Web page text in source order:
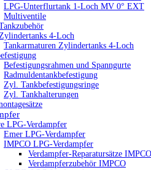
LPG-Unterflurtank 1-Loch MV 0° EXT
Multiventile
4-Loch
Tankarmaturen Zylindertanks 4-Loch
Befestigungsrahmen und Spanngurte
Radmuldentankbefestigung
Zyl. Tankbefestigungsringe
Zyl. Tankhalterungen
LPG-Verdampfer
Emer LPG-Verdampfer
IMPCO LPG-Verdampfer
Verdampfer-Reparatursätze IMPCO
Verdampferzubehör IMPCO